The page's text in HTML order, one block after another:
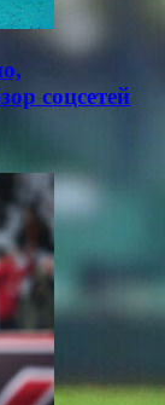
соцсетей